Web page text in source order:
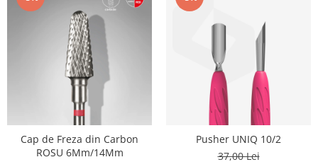
Cap de Freza din Carbon
ROSU 6Mm/14Mm
Pusher UNIQ 10/2
37,00 Lei